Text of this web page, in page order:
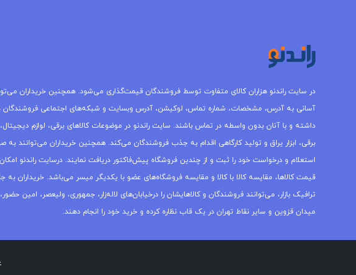
در سایت راندنو هزاران کالای متفاوت توسط فروشندگان قیمت‌گذاری می‌شود. همچنین خریداران
آسانی به آدرس، مشخصات، شماره تماس، لوکیشن، آدرس وبسایت و شبکه‌های اجتماعی
داشته و با آنان بدون واسطه در تماس باشند. سایت راندنو در موضوعات کالاهای برقی، لوازم دیجیتال،
برقی، ابزار یراق و تولید کارگاهی اقدام به جذب فروشندگان می‌کند. همچنین خریداران می‌توانند به
استعلام و درخواست خود را ثبت و از چندین فروشگاه پیش‌فاکتور دریافت نمایند. درسایت راندنو
قیمت کالاها، مقایسه کالا با کالا و مقایسه فروشگاه‌های عضو با یکدیگر میسر می‌باشد. خریداران به
ترافیک بازار، می‌توانند فروشندگان و کالاهایشان را درخیابان‌های لاله‌زار، جمهوری، ولیعصر، امین
میدان قزوین و سایر نقاط تهران در یک قاب نظاره کرده و خرید خود را انجام دهند.